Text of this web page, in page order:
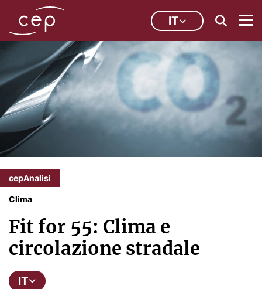
IT
cepAnalisi
Clima
Fit for 55: Clima e
circolazione stradale
IT